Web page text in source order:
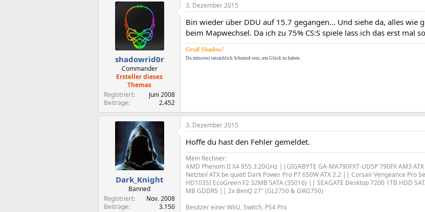
shadowrid0r
Commander
Ersteller dieses
Themas
Registriert
Juni 2008
Beiträge
2.452
3. Dezember 2015
Bin wieder über DDU auf 15.7 gegangen... Und siehe da, alles wie
beim Mapwechsel. Da ich zu 75% CS:S spiele lass ich das erst mal
Gruß Shadow!
Du müsstest tatsächlich Schmied sein, um Glück zu haben.
Dark_Knight
Banned
Registriert
Nov. 2008
Beiträge
3.150
3. Dezember 2015
Hoffe du hast den Fehler gemeldet.
Mein Rechner:
AMD Phenom II X4 955 3.20GHz ||GIGABYTE GA-MA790FXT-UD5P 790FX AM3 ATX
Netzteil ATX be quiet! Dark Power Pro P7 650W ATX 2.2 || Corsair Vengeance Pro
HD103SI EcoGreen F2 32MB SATA (35016) || SEAGATE Desktop 7200 1TB HDD
MB GDDR5 || 2x BenQ 27" (GL2750 & GW2750)
Besitzer einer WiiU, Switch, PS4 Pro